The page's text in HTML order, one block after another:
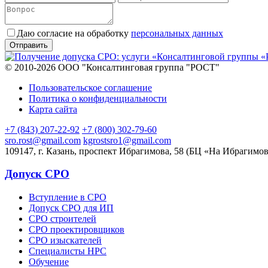
Даю согласие на обработку персональных данных
© 2010-2026 ООО "Консалтинговая группа "РОСТ"
Пользовательское соглашение
Политика о конфиденциальности
Карта сайта
+7 (843) 207-22-92 +7 (800) 302-79-60
sro.rost@gmail.com kgrostsro1@gmail.com
109147, г. Казань, проспект Ибрагимова, 58 (БЦ «На
Допуск СРО
Вступление в СРО
Допуск СРО для ИП
СРО строителей
СРО проектировщиков
СРО изыскателей
Специалисты НРС
Обучение